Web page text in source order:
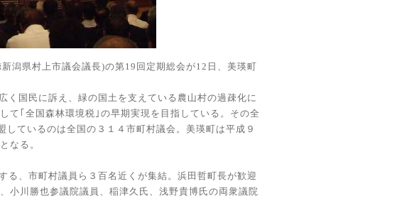
潟県村上市議会議長)の第 19 回定期総会が12 日、美瑛町
く国民に訴え、緑の国土を支えている農山村の過疎化に
て｢全国森林環境税｣の早期実現を目指している。その全
しているのは全国の３１４市町村議会。美瑛町は平成９
なる。
る、市町村議員ら３百名近くが集結。浜田哲町長が歓迎
小川勝也参議院議員、稲津久氏、浅野貴博氏の両衆議院